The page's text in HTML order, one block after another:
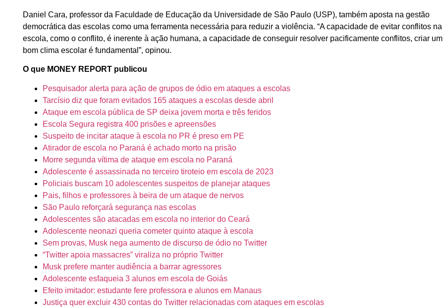
Daniel Cara, professor da Faculdade de Educação da Universidade de São Paulo (USP), também aposta na gestão
democrática das escolas como uma ferramenta necessária para reduzir a violência. “A capacidade de evitar conflitos na
escola, como o conflito, é inerente à ação humana, a capacidade de conseguir resolver pacificamente conflitos, criar um
bom clima escolar é fundamental”, opinou.
O que MONEY REPORT publicou
Pesquisador alerta para ação de grupos de ódio em ataques a escolas
Tarcísio diz que foram evitados 165 ataques a escolas desde abril
Ataque em escola pública de SP deixa jovem morta e três feridos
Escola Segura registra 400 prisões e apreensões
Suspeito de incitar ataque à escola no PR é preso em PE
Atirador de escola no Paraná é achado morto na prisão
Morre segunda vítima de ataque em escola no Paraná
Adolescente é assassinada no terceiro tiroteio em escola de 2023
Policiais buscam 10 adolescentes suspeitos de planejar ataques
Pais, filhos e professores à beira de um ataque de nervos
São Paulo reforçará segurança nas escolas
Adolescentes são atacadas em escola no interior do Ceará
Adolescente neonazi queria cometer quinto ataque à escola
Sem provas, Musk nega aumento de discurso de ódio no Twitter
“Twitter apoia massacres” viraliza no próprio Twitter
Musk prefere manter audiência a barrar agressores
Adolescente esfaqueia 3 alunos em escola de Goiás
Efeito imitador: estudante fere professora e alunos em Manaus
Justiça quer excluir 430 contas do Twitter relacionadas com ataques em escolas